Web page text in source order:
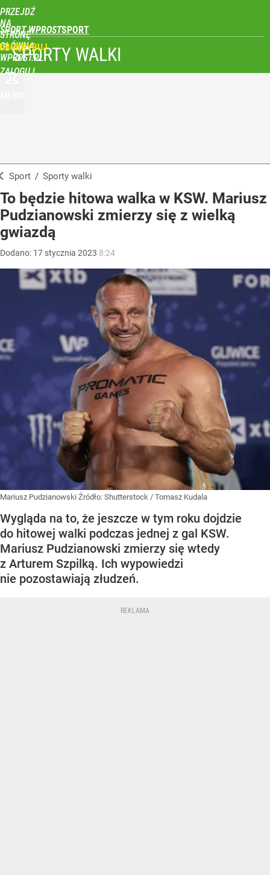
PRZEJDŹ
NA
STRONĘ
GŁÓWNĄ
WPROST.PL
SPORT WPROST
ZALOGUJ
SPORTY WALKI
Sport / Sporty walki
To będzie hitowa walka w KSW. Mariusz
Pudzianowski zmierzy się z wielką
gwiazdą
Dodano: 17 stycznia 2023 8:24
Mariusz Pudzianowski Źródło: Shutterstock / Tomasz Kudala
Wygląda na to, że jeszcze w tym roku dojdzie
do hitowej walki podczas jednej z gal KSW.
Mariusz Pudzianowski zmierzy się wtedy
z Arturem Szpilką. Ich wypowiedzi
nie pozostawiają złudzeń.